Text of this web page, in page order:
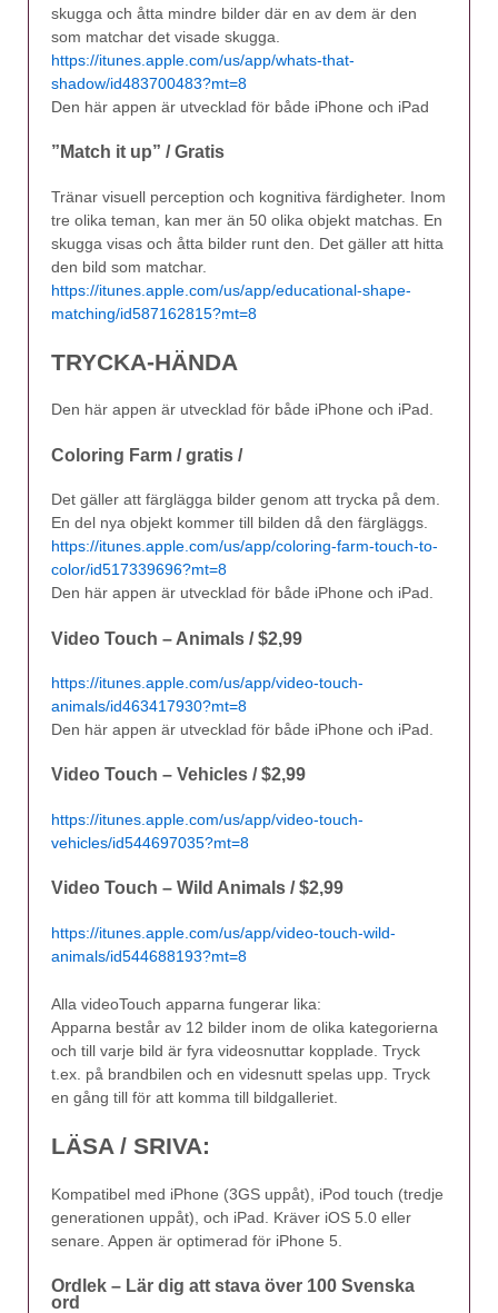
skugga och åtta mindre bilder där en av dem är den
som matchar det visade skugga.
https://itunes.apple.com/us/app/whats-that-
shadow/id483700483?mt=8
Den här appen är utvecklad för både iPhone och iPad
”Match it up” / Gratis
Tränar visuell perception och kognitiva färdigheter. Inom
tre olika teman, kan mer än 50 olika objekt matchas. En
skugga visas och åtta bilder runt den. Det gäller att hitta
den bild som matchar.
https://itunes.apple.com/us/app/educational-shape-
matching/id587162815?mt=8
TRYCKA-HÄNDA
Den här appen är utvecklad för både iPhone och iPad.
Coloring Farm / gratis /
Det gäller att färglägga bilder genom att trycka på dem.
En del nya objekt kommer till bilden då den färgläggs.
https://itunes.apple.com/us/app/coloring-farm-touch-to-
color/id517339696?mt=8
Den här appen är utvecklad för både iPhone och iPad.
Video Touch – Animals / $2,99
https://itunes.apple.com/us/app/video-touch-
animals/id463417930?mt=8
Den här appen är utvecklad för både iPhone och iPad.
Video Touch – Vehicles / $2,99
https://itunes.apple.com/us/app/video-touch-
vehicles/id544697035?mt=8
Video Touch – Wild Animals / $2,99
https://itunes.apple.com/us/app/video-touch-wild-
animals/id544688193?mt=8
Alla videoTouch apparna fungerar lika:
Apparna består av 12 bilder inom de olika kategorierna
och till varje bild är fyra videosnuttar kopplade. Tryck
t.ex. på brandbilen och en videsnutt spelas upp. Tryck
en gång till för att komma till bildgalleriet.
LÄSA / SRIVA:
Kompatibel med iPhone (3GS uppåt), iPod touch (tredje
generationen uppåt), och iPad. Kräver iOS 5.0 eller
senare. Appen är optimerad för iPhone 5.
Ordlek – Lär dig att stava över 100 Svenska
ord